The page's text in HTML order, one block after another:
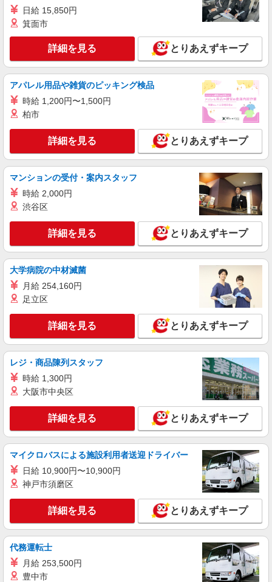
キープ 詳細を見る
ソフトバンク大泉学園店
ソフトバンクショップの携帯販売スタッフ
月給 237,478円 〜 302,366円 固定残業代:
30,651円 〜 39,026円（20時間相当） ＊時間外手
当は時間外労働の有無にかかわらず、固定残業代
として支給し、相当時間を超える時間外労働分は
月 ※経験・能力による 【試用期間】月給 237478
円 〜 302366 円
■ソフトバンク大泉学園店 東京都 練馬区 東大
キープ 詳細を見る
正社員
ソフトバンク上石神井店
【店長職】ソフトバンクショップの携帯販売ス
月給 260,000円 〜 322,000円 試用期間あり 6
ヶ月 月給25万円以上 ※経験・能力による 【試用
期間】月給 260000 円 〜 322000 円
■ソフトバンク上石神井店 東京都 練馬区 上石
神井1丁目 5‐12 湯山ビル1階
キープ 詳細を見る
ソフトバンク練馬店
【店長職】ソフトバンクショップの携帯販売ス
タッフ
月給 260,000円 〜 322,000円 試用期間あり 6
ヶ月 月給25万円以上 ※経験・能力による 【試用
期間】月給 260000 円 〜 322000 円
■ソフトバンク練馬店 東京都 練馬区 豊玉北5
丁目 17‐7 ネリマビル1F、B1F
キープ 詳細を見る
ソフトバンク地下鉄赤塚店
ソフトバンクショップの携帯販売スタッフ
月給 237,478円 〜 302,366円 固定残業代:
30,651円 〜 39,026円（20時間相当） ＊時間外手
当は時間外労働の有無にかかわらず、固定残業代
として支給し、相当時間を超える時間外労働分は
法定どおり追加で支給します。 試用期間あり 3ヶ
月 ※経験・能力による 【試用期間】月給 237478
■ソフトバンク地下鉄赤塚店 東京都 練馬区 田
キープ 詳細を見る
日給 15,850円
箕面市
詳細を見る とりあえずキープ
アパレル用品や雑貨のピッキング検品
時給 1,200円〜1,500円
柏市
詳細を見る とりあえずキープ
マンションの受付・案内スタッフ
時給 2,000円
渋谷区
詳細を見る とりあえずキープ
大学病院の中材滅菌
月給 254,160円
足立区
詳細を見る とりあえずキープ
レジ・商品陳列スタッフ
時給 1,300円
大阪市中央区
詳細を見る とりあえずキープ
マイクロバスによる施設利用者送迎ドライバー
日給 10,900円〜10,900円
神戸市須磨区
詳細を見る とりあえずキープ
代務運転士
月給 253,500円
豊中市